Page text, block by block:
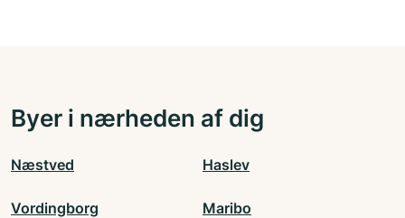
Byer i nærheden af dig
Næstved Haslev
Vordingborg Maribo